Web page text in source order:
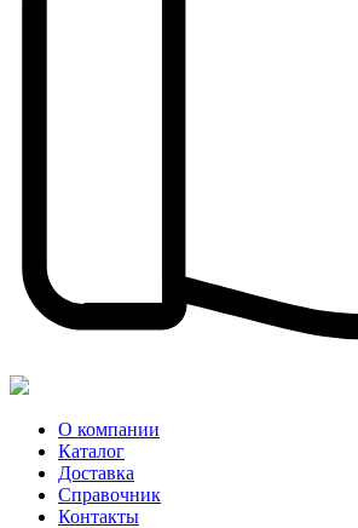
О компании
Каталог
Доставка
Справочник
Контакты